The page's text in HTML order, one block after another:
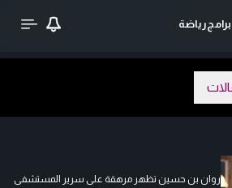
برامج رياضة
روان بن حسين تظهر مرهقة على سرير المستشفى